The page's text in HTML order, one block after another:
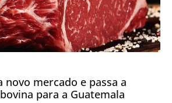
novo mercado e passa a
para a Guatemala